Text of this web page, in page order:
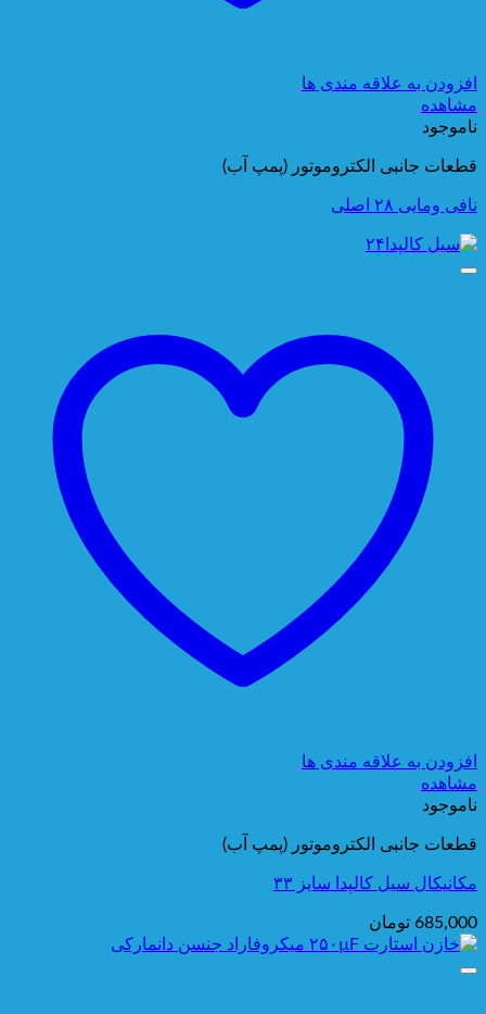
افزودن به علاقه مندی ها
مشاهده
ناموجود
قطعات جانبی الکتروموتور (پمپ آب)
نافی ومایی ۲۸ اصلی
افزودن به علاقه مندی ها
مشاهده
ناموجود
قطعات جانبی الکتروموتور (پمپ آب)
مکانیکال سیل کالپدا سایز ۳۳
685,000 تومان